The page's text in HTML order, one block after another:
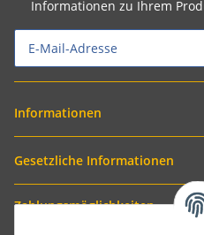
Informationen zu Ihrem
Informationen
Gesetzliche Informationen
Zahlungsmöglichkeiten